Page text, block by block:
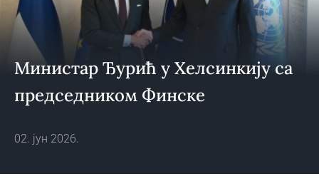
Министар Ђурић у Хелсинкију са
председником Финске
02. јун 2026.